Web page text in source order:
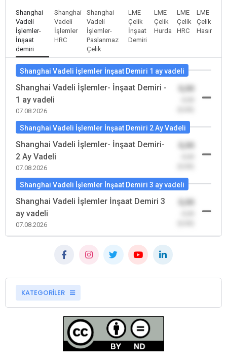
Shanghai
Vadeli
İşlemler-
İnşaat
demiri
Shanghai
Vadeli
İşlemler
HRC
Shanghai
Vadeli
İşlemler-
Paslanmaz
Çelik
LME
Çelik
İnşaat
Demiri
LME
Çelik
Hurda
LME
Çelik
HRC
LME
Çelik
Hasır
Shanghai Vadeli İşlemler İnşaat Demiri 1 ay vadeli
Shanghai Vadeli İşlemler- İnşaat Demiri -
1 ay vadeli
07.08.2026
Shanghai Vadeli İşlemler İnşaat Demiri 2 Ay Vadeli
Shanghai Vadeli İşlemler- İnşaat Demiri-
2 Ay Vadeli
07.08.2026
Shanghai Vadeli İşlemler İnşaat Demiri 3 ay vadeli
Shanghai Vadeli İşlemler İnşaat Demiri 3
ay vadeli
07.08.2026
KATEGORİLER